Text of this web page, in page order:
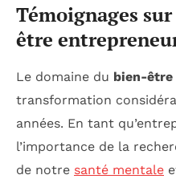
Témoignages
être
Le domaine du bien-
transformation
années. En tant
l’importance de la
de notre santé mentale